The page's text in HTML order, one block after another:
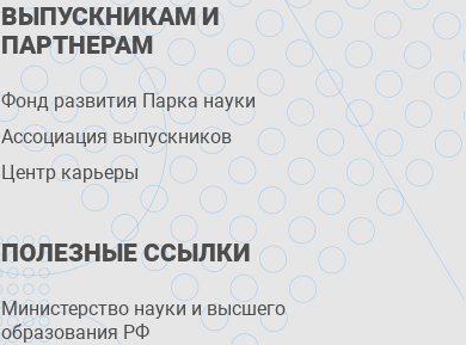
ВЫПУСКНИКАМ И
ПАРТНЕРАМ
Фонд развития Парка науки
Ассоциация выпускников
Центр карьеры
ПОЛЕЗНЫЕ ССЫЛКИ
Министерство науки и высшего
образования РФ